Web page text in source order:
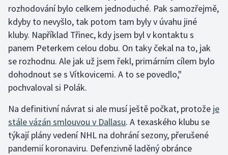
Golf
Gymnastika
Házená
Jezdectví
Judo
rozhodování bylo celkem jednoduché. Pak samozřejmě,
kdyby to nevyšlo, tak potom tam byly v úvahu jiné
kluby. Například Třinec, kdy jsem byl v kontaktu s
panem Peterkem celou dobu. On taky čekal na to, jak
se rozhodnu. Ale jak už jsem řekl, primárním cílem bylo
dohodnout se s Vítkovicemi. A to se povedlo,"
pochvaloval si Polák.
Na definitivní návrat si ale musí ještě počkat, protože je
stále vázán smlouvou v Dallasu. A texaského klubu se
týkají plány vedení NHL na dohrání sezony, přerušené
pandemií koronaviru. Defenzivně laděný obránce